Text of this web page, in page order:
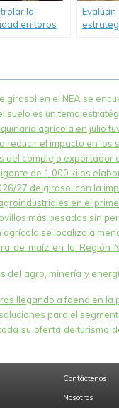
la
en toros
Evalúan
girasol en el NEA se
suelo es un tema
agrícola en julio
reducir el impacto en los
del complejo exportador
de 1.000 kilos
27 de girasol con la
en el
más pesados sin
agrícola se localiza a
de maíz en la Región
del agro, minería y
llegando a faena en la
para el
su oferta de turismo
Contáctenos
Nosotros